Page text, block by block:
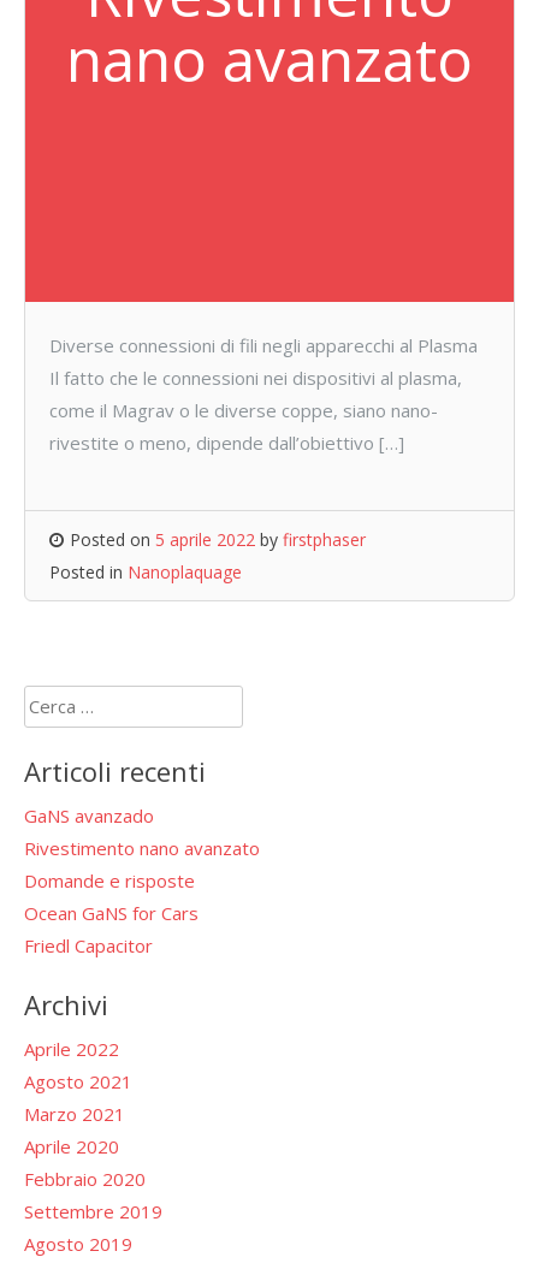
nano avanzato
Diverse connessioni di fili negli apparecchi al Plasma
Il fatto che le connessioni nei dispositivi al plasma,
come il Magrav o le diverse coppe, siano nano-
rivestite o meno, dipende dall’obiettivo […]
Posted on 5 aprile 2022 by firstphaser
Posted in Nanoplaquage
Ricerca
per:
Articoli recenti
GaNS avanzado
Rivestimento nano avanzato
Domande e risposte
Ocean GaNS for Cars
Friedl Capacitor
Archivi
Aprile 2022
Agosto 2021
Marzo 2021
Aprile 2020
Febbraio 2020
Settembre 2019
Agosto 2019